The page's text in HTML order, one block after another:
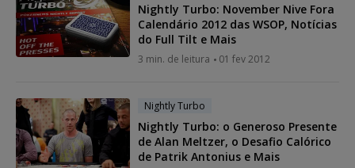
Nightly Turbo: November Nive Fora
Calendário 2012 das WSOP, Notícias
do Full Tilt e Mais
3 min. de leitura 01 fev 2012
Nightly Turbo
Nightly Turbo: o Generoso Presente
de Alan Meltzer, o Desafio Calórico
de Patrik Antonius e Mais